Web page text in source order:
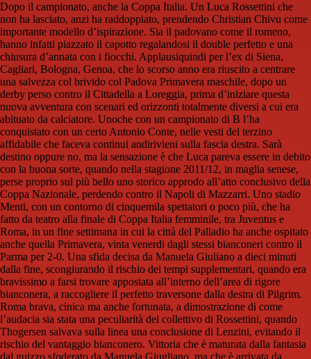
Dopo il campionato, anche la Coppa Italia. Un Luca Rossettini che
non ha lasciato, anzi ha raddoppiato, prendendo Christian Chivu come
importante modello d’ispirazione. Sia il padovano come il romeno,
hanno infatti piazzato il capotto regalandosi il double perfetto e una
chiusura d’annata con i fiocchi. Applausiquindi per l’ex di Siena,
Cagliari, Bologna, Genoa, che lo scorso anno era riuscito a centrare
una salvezza col brivido col Padova Primavera maschile, dopo un
derby perso contro il Cittadella a Loreggia, prima d’iniziare questa
nuova avventura con scenari ed orizzonti totalmente diversi a cui era
abituato da calciatore. Unoche con un campionato di B l’ha
conquistato con un certo Antonio Conte, nelle vesti del terzino
affidabile che faceva continui andirivieni sulla fascia destra. Sarà
destino oppure no, ma la sensazione è che Luca pareva essere in debito
con la buona sorte, quando nella stagione 2011/12, in maglia senese,
perse proprio sul più bello uno storico approdo all’atto conclusivo della
Coppa Nazionale, perdendo contro il Napoli di Mazzarri. Uno stadio
Menti, con un contorno di cinquemila spettatori o poco più, che ha
fatto da teatro alla finale di Coppa Italia femminile, tra Juventus e
Roma, in un fine settimana in cui la città del Palladio ha anche ospitato
anche quella Primavera, vinta venerdi dagli stessi bianconeri contro il
Parma per 2-0. Una sfida decisa da Manuela Giuliano a dieci minuti
dalla fine, scongiurando il rischio dei tempi supplementari, quando era
bravissimo a farsi trovare appostata all’interno dell’area di rigore
bianconera, a raccogliere il perfetto traversone dalla destra di Pilgrim.
Roma brava, cinica ma anche fortunata, a dimostrazione di come
l’audacia sia stata una peculiarità del collettivo di Rossettini, quando
Thogersen salvava sulla linea una conclusione di Lenzini, evitando il
rischio del vantaggio bianconero. Vittoria che è maturata dalla fantasia
dal guizzo sfoderato da Manuela Giugliano, ma che è arrivata da